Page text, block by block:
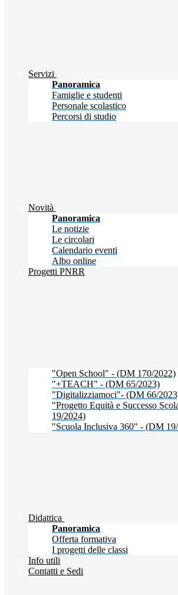
Servizi
Panoramica
Famiglie e studenti
Personale scolastico
Percorsi di studio
Novità
Panoramica
Le notizie
Le circolari
Calendario eventi
Albo online
Progetti PNRR
"Open School" - (DM 170/2022)
"+TEACH" - (DM 65/2023)
"Digitalizziamoci"- (DM 66/
"Progetto Equità e Successo
19/2024)
"Scuola Inclusiva 360" - (DM
Didattica
Panoramica
Offerta formativa
I progetti delle classi
Info utili
Contatti e Sedi